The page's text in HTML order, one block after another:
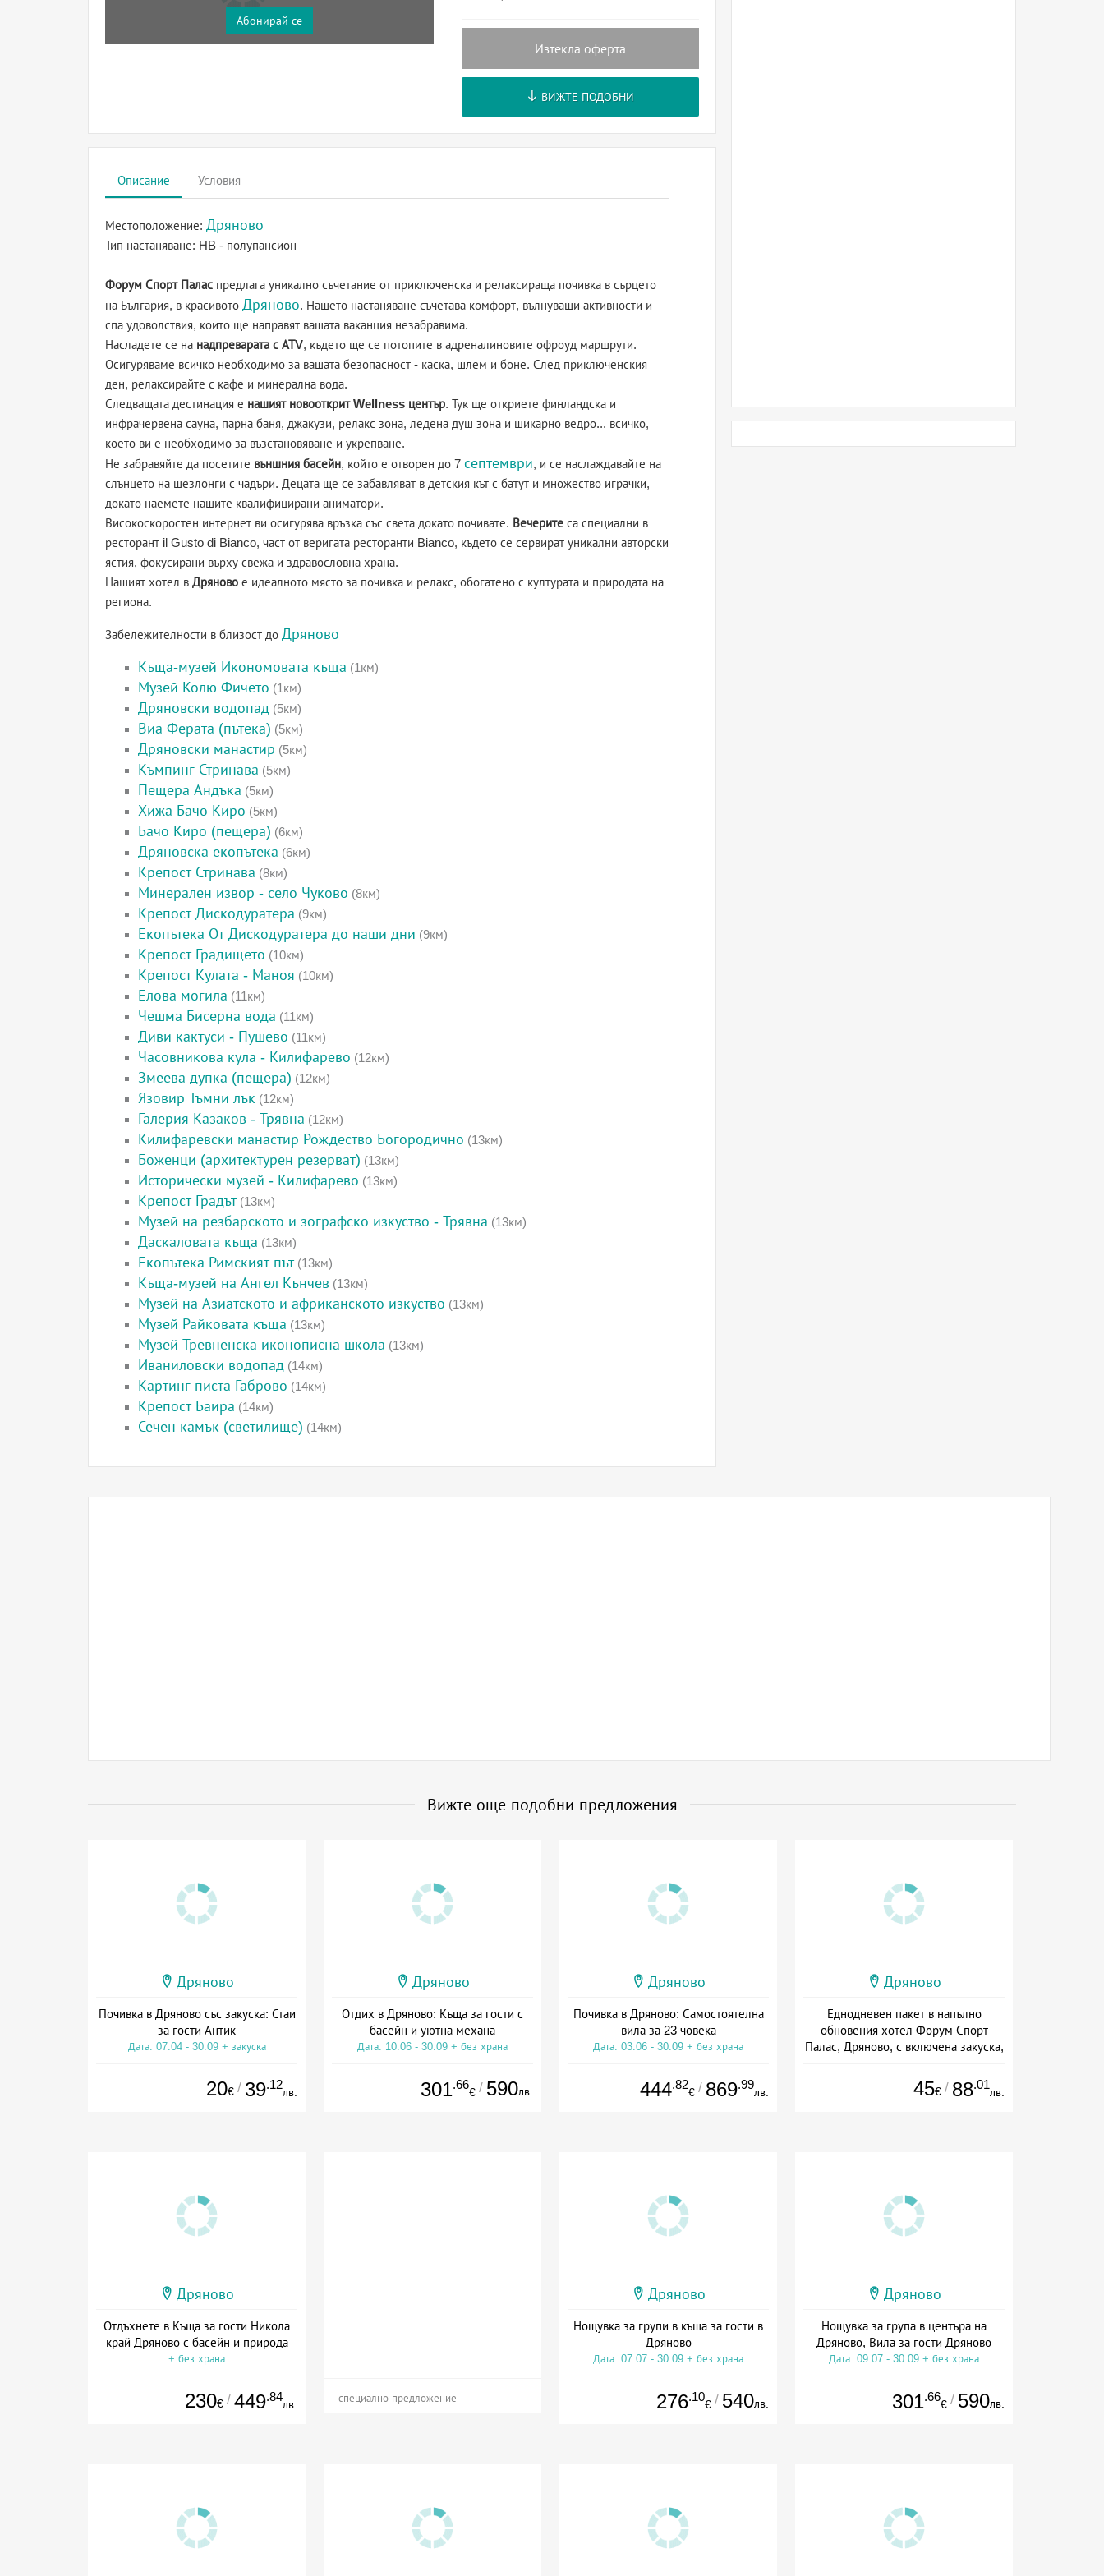
Абонирай се
Изтекла оферта
ВИЖТЕ ПОДОБНИ
Описание Условия
Местоположение: Дряново
Тип настаняване: HB - полупансион
Форум Спорт Палас предлага уникално съчетание от приключенска и релаксираща почивка в сърцето
на България, в красивото Дряново. Нашето настаняване съчетава комфорт, вълнуващи активности и
спа удоволствия, които ще направят вашата ваканция незабравима.
Насладете се на надпреварата с АТV, където ще се потопите в адреналиновите офроуд маршрути.
Осигуряваме всичко необходимо за вашата безопасност - каска, шлем и боне. След приключенския
ден, релаксирайте с кафе и минерална вода.
Следващата дестинация е нашият новооткрит Wellness център. Тук ще откриете финландска и
инфрачервена сауна, парна баня, джакузи, релакс зона, ледена душ зона и шикарно ведро... всичко,
което ви е необходимо за възстановяване и укрепване.
Не забравяйте да посетите външния басейн, който е отворен до 7 септември, и се наслаждавайте на
слънцето на шезлонги с чадъри. Децата ще се забавляват в детския кът с батут и множество играчки,
докато наемете нашите квалифицирани аниматори.
Високоскоростен интернет ви осигурява връзка със света докато почивате. Вечерите са специални в
ресторант il Gusto di Bianco, част от веригата ресторанти Bianco, където се сервират уникални авторски
ястия, фокусирани върху свежа и здравословна храна.
Нашият хотел в Дряново е идеалното място за почивка и релакс, обогатено с културата и природата на
региона.
Забележителности в близост до Дряново
Къща-музей Икономовата къща (1км)
Музей Колю Фичето (1км)
Дряновски водопад (5км)
Виа Ферата (пътека) (5км)
Дряновски манастир (5км)
Къмпинг Стринава (5км)
Пещера Андъка (5км)
Хижа Бачо Киро (5км)
Бачо Киро (пещера) (6км)
Дряновска екопътека (6км)
Крепост Стринава (8км)
Минерален извор - село Чуково (8км)
Крепост Дискодуратера (9км)
Екопътека От Дискодуратера до наши дни (9км)
Крепост Градището (10км)
Крепост Кулата - Маноя (10км)
Елова могила (11км)
Чешма Бисерна вода (11км)
Диви кактуси - Пушево (11км)
Часовникова кула - Килифарево (12км)
Змеева дупка (пещера) (12км)
Язовир Тъмни лък (12км)
Галерия Казаков - Трявна (12км)
Килифаревски манастир Рождество Богородично (13км)
Боженци (архитектурен резерват) (13км)
Исторически музей - Килифарево (13км)
Крепост Градът(13км)
Музей на резбарското и зографско изкуство - Трявна (13км)
Даскаловата къща (13км)
Екопътека Римският път(13км)
Къща-музей на Ангел Кънчев (13км)
Музей на Азиатското и африканското изкуство (13км)
Музей Райковата къща (13км)
Музей Тревненска иконописна школа (13км)
Иваниловски водопад (14км)
Картинг писта Габрово (14км)
Крепост Баира (14км)
Сечен камък (светилище) (14км)
Вижте още подобни предложения
Дряново
Почивка в Дряново със закуска: Стаи
за гости Антик
Дата: 07.04 - 30.09 + закуска
20€ / 39.12
лв.
Дряново
Отдих в Дряново: Къща за гости с
басейн и уютна механа
Дата: 10.06 - 30.09 + без храна
301.66
€ / 590лв.
Дряново
Почивка в Дряново: Самостоятелна
вила за 23 човека
Дата: 03.06 - 30.09 + без храна
444.82
€ / 869.99
лв.
Дряново
Еднодневен пакет в напълно
обновения хотел Форум Спорт
Палас, Дряново, с включена закуска,
Дата: 15.06 - 06.09 + полупансион
45€ / 88.01
лв.
Дряново
Отдъхнете в Къща за гости Никола
край Дряново с басейн и природа
+ без храна
230€ / 449.84
лв. специално предложение
Дряново
Нощувка за групи в къща за гости в
Дряново
Дата: 07.07 - 30.09 + без храна
276.10
€ / 540лв.
Дряново
Нощувка за група в центъра на
Дряново, Вила за гости Дряново
Дата: 09.07 - 30.09 + без храна
301.66
€ / 590лв.